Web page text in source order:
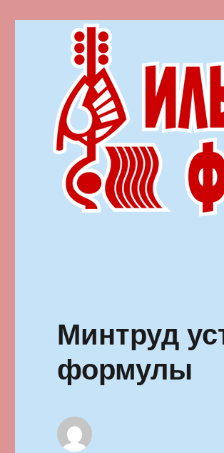
Минтруд
формулы